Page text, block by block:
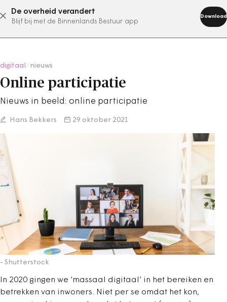
De overheid verandert
Blijf bij met de Binnenlands Bestuur app
Download
abonneer nu
digitaal nieuws
Online participatie
Nieuws in beeld: online participatie
Hans Bekkers 29 oktober 2021
- Shutterstock
In 2020 gingen we ‘massaal digitaal’ in het bereiken en
betrekken van inwoners. Niet per se omdat het kon,